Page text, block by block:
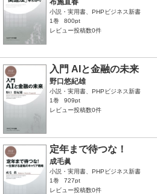
小説・実用書、PHPビジネス新書
1巻
800pt
レビュー投稿数0件
入門 AIと金融の未来
野口悠紀雄
小説・実用書、PHPビジネス新書
1巻
909pt
レビュー投稿数0件
定年まで待つな！
成毛眞
小説・実用書、PHPビジネス新書
1巻
727pt
レビュー投稿数0件